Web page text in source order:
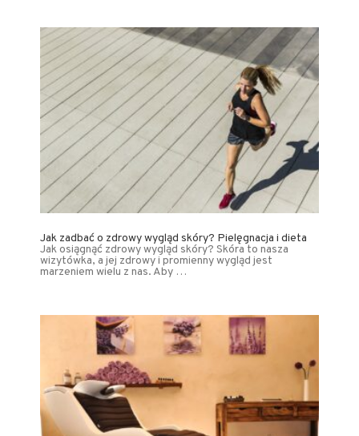
Jak zadbać o zdrowy wygląd skóry? Pielęgnacja i dieta
Jak osiągnąć zdrowy wygląd skóry? Skóra to nasza
wizytówka, a jej zdrowy i promienny wygląd jest
marzeniem wielu z nas. Aby …